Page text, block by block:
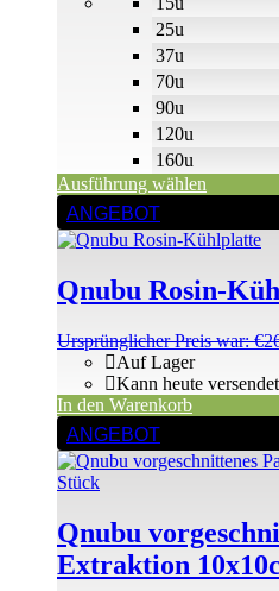
25u
37u
70u
90u
120u
160u
Ausführung wählen
ANGEBOT
Qnubu Rosin-
Ursprünglicher Preis war:
Auf Lager
Kann heute
In den Warenkorb
ANGEBOT
Qnubu
Extraktion